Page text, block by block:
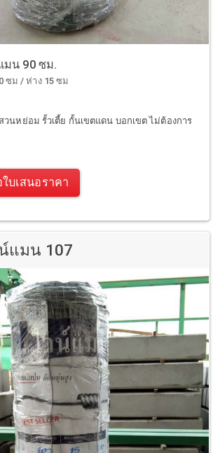
มน 90 ซม.
ซม / ห่าง 15 ซม
วนหย่อม รั้วเตี้ย กั้นเขตแดน บอกเขต ไม่ต้องการ
บเสนอราคา
แมน 107